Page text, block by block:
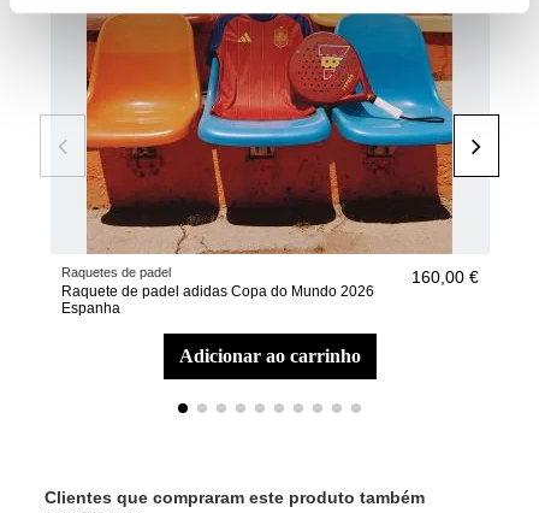
Raquetes de padel
Raquete de padel adidas Copa do Mundo 2026
Espanha
160,00 €
adicionar ao carrinho
Clientes que compraram este produto também